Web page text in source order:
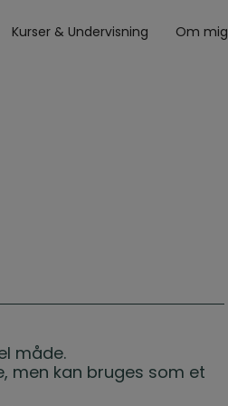
Kurser & Undervisning Om mig
måde.
men kan bruges som et